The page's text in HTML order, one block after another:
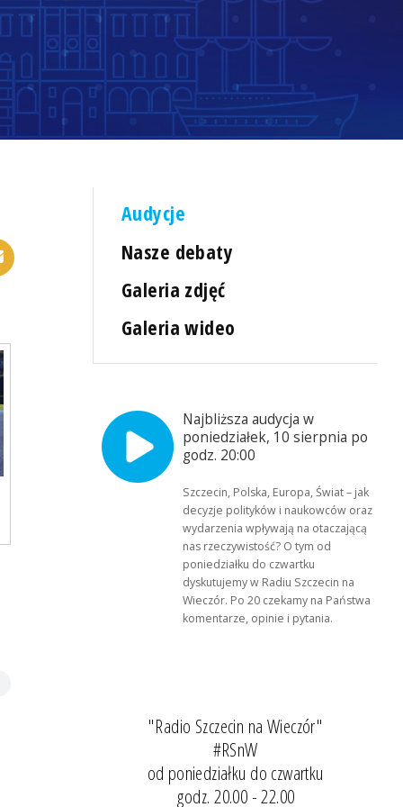
Audycje
Nasze debaty
Galeria zdjęć
Galeria wideo
Najbliższa audycja w
poniedziałek, 10 sierpnia po
godz. 20:00
Szczecin, Polska, Europa, Świat – jak
decyzje polityków i naukowców oraz
wydarzenia wpływają na otaczającą
nas rzeczywistość? O tym od
poniedziałku do czwartku
dyskutujemy w Radiu Szczecin na
Wieczór. Po 20 czekamy na Państwa
komentarze, opinie i pytania.
"Radio Szczecin na Wieczór"
#RSnW
od poniedziałku do czwartku
godz. 20.00 - 22.00